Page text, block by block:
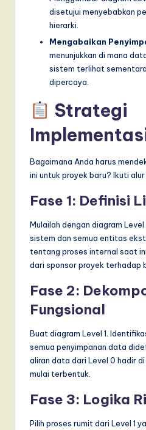
disetujui menyebabkan
hierarki.
Mengabaikan
menunjukkan di mana
sistem terlihat
dipercaya.
Strategi
Bagaimana Anda harus
ini untuk proyek baru? Ikuti
Fase 1: Definisi
Mulailah dengan diagram
sistem dan semua entitas
tentang proses internal saat
dari sponsor proyek terhadap
Fase 2:
Fungsional
Buat diagram Level 1.
semua penyimpanan data
aliran data dari Level 0 hadir
mulai terbentuk.
Fase 3: Logika
Pilih proses rumit dari Level 1